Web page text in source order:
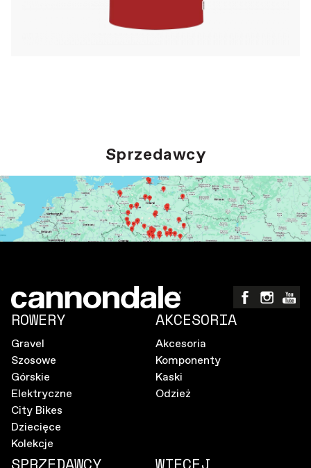
Sprzedawcy
ROWERY
Gravel
Szosowe
Górskie
Elektryczne
City Bikes
Dziecięce
Kolekcje
AKCESORIA
Akcesoria
Komponenty
Kaski
Odzież